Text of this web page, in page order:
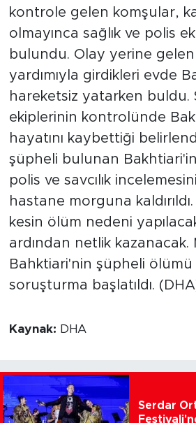
kontrole gelen komşular,
olmayınca sağlık ve polis
bulundu. Olay yerine
yardımıyla girdikleri evde
hareketsiz yatarken buldu.
ekiplerinin kontrolünde
hayatını kaybettiği
şüpheli bulunan
polis ve savcılık
hastane morguna
kesin ölüm nedeni
ardından netlik kazanacak.
Bahktiari'nin şüpheli ölümü
soruşturma başlatıldı.
Kaynak: DHA
Serdar